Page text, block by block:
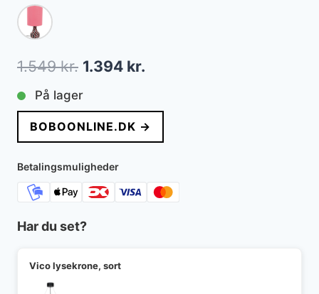
1.549kr. Den
oprindelige
pris
var:
1.549 kr..
1.394 kr.
pris
er:
På lager
BOBOONLINE.DK →
Betalingsmuligheder
Har du set?
Vico lysekrone, sort